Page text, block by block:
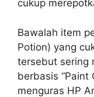
cukup
Bawalah item
Potion) yang
tersebut sering
berbasis “Paint
menguras HP